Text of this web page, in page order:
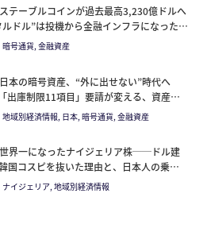
テーブルコインが過去最高3,230億ドルへ
ドル”は投機から金融インフラになった。
べきは価格ではなく「どの通貨の器か」
暗号通貨, 金融資産
本の暗号資産、“外に出せない”時代へ
庫制限11項目」要請が変える、資産防
イン
地域別経済情報, 日本, 暗号通貨, 金融資産
界一になったナイジェリア株──ドル建
国コスピを抜いた理由と、日本人の乗り
ナイジェリア, 地域別経済情報